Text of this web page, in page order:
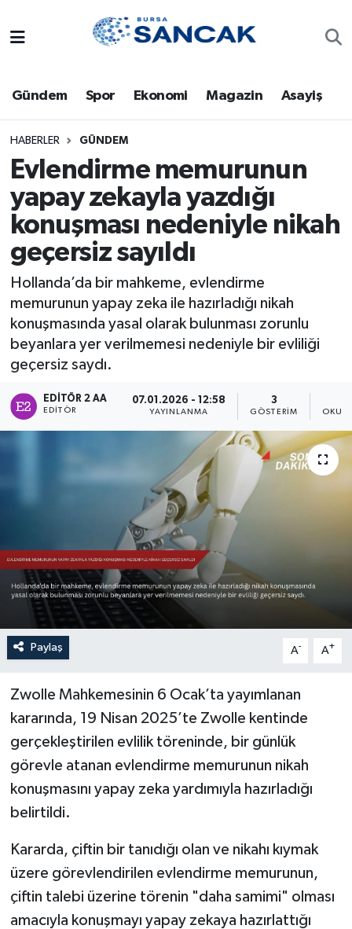
Gündem Spor Ekonomi Magazin Asayiş
HABERLER GÜNDEM
Evlendirme memurunun
yapay zekayla yazdığı
konuşması nedeniyle nikah
geçersiz sayıldı
Hollanda’da bir mahkeme, evlendirme
memurunun yapay zeka ile hazırladığı nikah
konuşmasında yasal olarak bulunması zorunlu
beyanlara yer verilmemesi nedeniyle bir evliliği
geçersiz saydı.
EDITÖR 2 AA
EDITÖR
07.01.2026 - 12:58
YAYINLANMA
3
GÖSTERIM
Paylaş A- A+
Zwolle Mahkemesinin 6 Ocak’ta yayımlanan
kararında, 19 Nisan 2025’te Zwolle kentinde
gerçekleştirilen evlilik töreninde, bir günlük
görevle atanan evlendirme memurunun nikah
konuşmasını yapay zeka yardımıyla hazırladığı
belirtildi.
Kararda, çiftin bir tanıdığı olan ve nikahı kıymak
üzere görevlendirilen evlendirme memurunun,
çiftin talebi üzerine törenin "daha samimi" olması
amacıyla konuşmayı yapay zekaya hazırlattığı
Bursa
Dünya
Eğitim
Ekonomi
Genel
Gündem
Magazin
Trafik Durumu
Süper Lig Puan Durumu ve Fikstür
Tüm Manşetler
Son Dakika Haberleri
Haber Arşivi